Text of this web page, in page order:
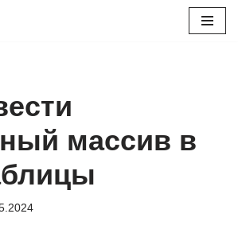
массив в